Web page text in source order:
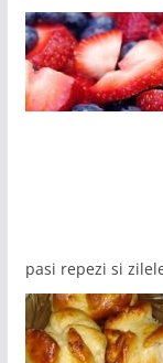
pasi repezi si